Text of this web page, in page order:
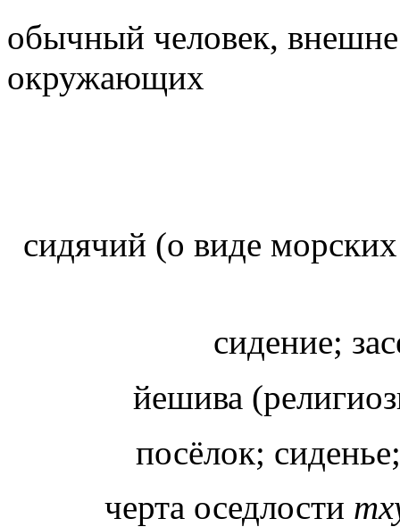
обычный человек,
окружающих
сидячий (о виде
сидение;
йешива
посёлок;
черта оседлости